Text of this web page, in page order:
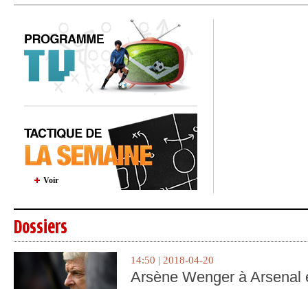
Voir
Dossiers
14:50 | 2018-04-20
Arsène Wenger à Arsenal